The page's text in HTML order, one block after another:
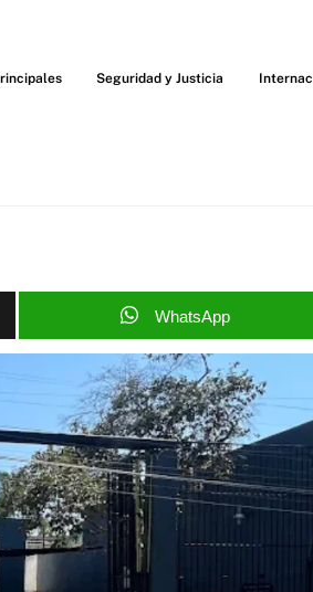
Seguridad y Justicia
WhatsApp